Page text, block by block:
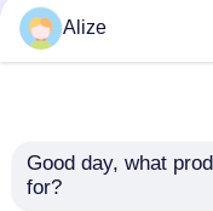
Новости
Упаковка
Алюминиевая
30 38 45 Калибр
Бутылочная ручка
Alize
Good day, what
for?